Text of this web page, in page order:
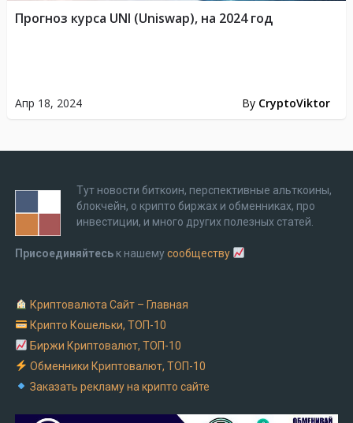
Апр 18, 2024 By CryptoViktor
Прогноз курса UNI (Uniswap), на 2024 год
Тут новости биткоин, перспективные альткоины,
блокчейн, о крипто биржах и обменниках, про
инвестиции, и много других полезных статей.
Присоединяйтесь к нашемусообществу
Криптовалюта Cайт – Главная
Крипто Кошельки, ТОП-10
Биржи Криптовалют, ТОП-10
Обменники Криптовалют, ТОП-10
Заказать рекламу на крипто сайте